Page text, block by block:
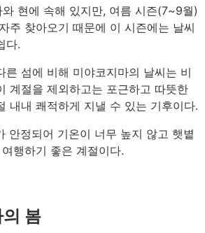
현에 속해 있지만, 여름 시즌(7~9월)
주 찾아오기 때문에 이 시즌에는 날씨
다.
른 섬에 비해 미야코지마의 날씨는 비
계절을 제외하고는 포근하고 따뜻한
내내 쾌적하게 지낼 수 있는 기후이다.
안정되어 기온이 너무 높지 않고 햇볕
행하기 좋은 계절이다.
봄